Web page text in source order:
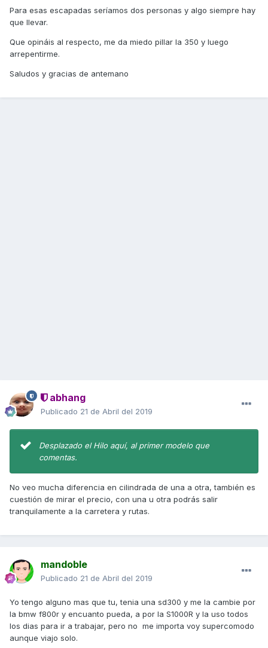
Para esas escapadas seríamos dos personas y algo siempre hay
que llevar.
Que opináis al respecto, me da miedo pillar la 350 y luego
arrepentirme.
Saludos y gracias de antemano
abhang
Publicado 21 de Abril del 2019
Desplazado el Hilo aquí, al primer modelo que
comentas.
No veo mucha diferencia en cilindrada de una a otra, también es
cuestión de mirar el precio, con una u otra podrás salir
tranquilamente a la carretera y rutas.
mandoble
Publicado 21 de Abril del 2019
Yo tengo alguno mas que tu, tenia una sd300 y me la cambie por
la bmw f800r y encuanto pueda, a por la S1000R y la uso todos
los dias para ir a trabajar, pero no me importa voy supercomodo
aunque viajo solo.